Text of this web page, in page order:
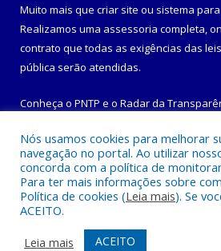
Muito mais que criar site ou sistema
Realizamos uma assessoria completa,
contrato que todas as exigências das
pública serão atendidas.
Conheça o PNTP e o Radar da
Todos os direitos reservados a
Maracanã.
Mapa do Site
Acessar Área
Nós usamos cookies para melhorar
navegação no portal. Ao utilizar
concorda com a política de
Para ter mais informações sobre
Política de cookies (Leia mais). Se
ACEITO.
Leia mais
ACEITO